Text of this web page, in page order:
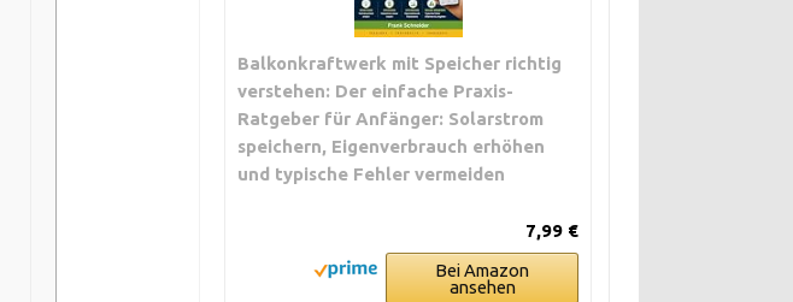
Balkonkraftwerk mit Speicher richtig
verstehen: Der einfache Praxis-
Ratgeber für Anfänger: Solarstrom
speichern, Eigenverbrauch erhöhen
und typische Fehler vermeiden
7,99 €
Bei Amazon
ansehen